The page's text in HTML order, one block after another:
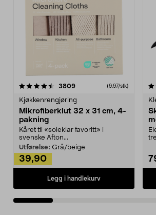
3809anmeldelser(9,97/stk)
Kjøkkenrengjøring
Mikrofiberklut 32 x 31 cm, 4-
pakning
Kåret til «soleklar favoritt» i
svenske Afton...
Utførelse: Grå/beige
39,90
Legg i handlekurv
4.5av 5 stjerner